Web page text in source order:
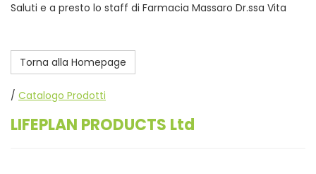
Saluti e a presto lo staff di Farmacia Massaro Dr.ssa Vita
Torna alla Homepage
/ Catalogo Prodotti
LIFEPLAN PRODUCTS Ltd